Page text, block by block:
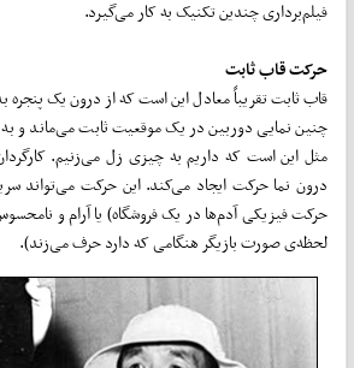
فیلم‌برداری چندین تکنیک به کار می‌گیرد.
حرکت قاب ثابت
قاب ثابت تقریباً معادل این است که از درون یک پنجره
چنین نمایی دوربین در یک موقعیت ثابت می‌ماند و به
مثل این است که داریم به چیزی زل می‌زنیم.
درون نما حرکت ایجاد می‌کند. این حرکت می‌تواند
حرکت فیزیکی آدم‌ها در یک فروشگاه) یا آرام و
لحظه‌ی صورت بازیگر هنگامی که دارد حرف می‌زند).